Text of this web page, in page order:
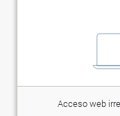
Acceso web